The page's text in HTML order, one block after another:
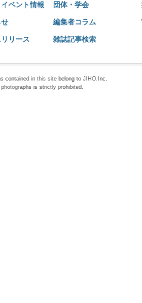
ベント情報 団体・学会
編集者コラム
リース 雑誌記事検索
contained in this site belong to JIHO,Inc.
is strictly prohibited.